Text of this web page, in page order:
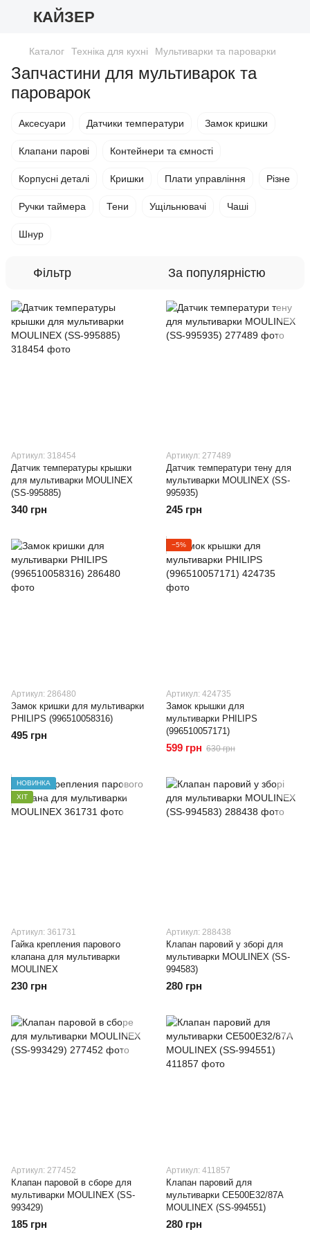
КАЙЗЕР
Каталог Техніка для кухні Мультиварки та пароварки
Запчастини для мультиварок та
пароварок
Аксесуари Датчики температури Замок кришки
Клапани парові Контейнери та ємності
Корпусні деталі Кришки Плати управління Різне
Ручки таймера Тени Ущільнювачі Чаші
Шнур
Фільтр За популярністю
Артикул: 318454
Датчик температуры крышки
для мультиварки MOULINEX
(SS-995885)
340 грн
Артикул: 277489
Датчик температури тену для
мультиварки MOULINEX (SS-
995935)
245 грн
Артикул: 286480
Замок кришки для мультиварки
PHILIPS (996510058316)
495 грн
−5%
Артикул: 424735
Замок крышки для
мультиварки PHILIPS
(996510057171)
599 грн 630 грн
НОВИНКА
ХІТ
Артикул: 361731
Гайка крепления парового
клапана для мультиварки
MOULINEX
230 грн
Артикул: 288438
Клапан паровий у зборі для
мультиварки MOULINEX (SS-
994583)
280 грн
Артикул: 277452
Клапан паровой в сборе для
мультиварки MOULINEX (SS-
993429)
185 грн
Артикул: 411857
Клапан паровий для
мультиварки CE500E32/87A
MOULINEX (SS-994551)
280 грн